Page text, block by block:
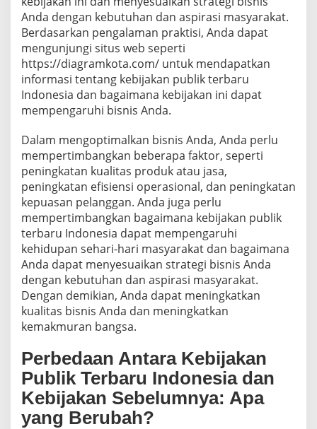
Anda dengan kebutuhan dan aspirasi masyarakat.
Berdasarkan pengalaman praktisi, Anda dapat
mengunjungi situs web seperti
https://diagramkota.com/ untuk mendapatkan
informasi tentang kebijakan publik terbaru
Indonesia dan bagaimana kebijakan ini dapat
mempengaruhi bisnis Anda.
Dalam mengoptimalkan bisnis Anda, Anda perlu
mempertimbangkan beberapa faktor, seperti
peningkatan kualitas produk atau jasa,
peningkatan efisiensi operasional, dan peningkatan
kepuasan pelanggan. Anda juga perlu
mempertimbangkan bagaimana kebijakan publik
terbaru Indonesia dapat mempengaruhi
kehidupan sehari-hari masyarakat dan bagaimana
Anda dapat menyesuaikan strategi bisnis Anda
dengan kebutuhan dan aspirasi masyarakat.
Dengan demikian, Anda dapat meningkatkan
kualitas bisnis Anda dan meningkatkan
kemakmuran bangsa.
Perbedaan Antara Kebijakan
Publik Terbaru Indonesia dan
Kebijakan Sebelumnya: Apa
yang Berubah?